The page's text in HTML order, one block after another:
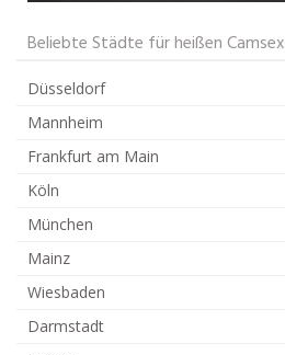
Beliebte Städte für heißen Camsex
Düsseldorf
Mannheim
Frankfurt am Main
Köln
München
Mainz
Wiesbaden
Darmstadt